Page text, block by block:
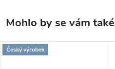
Český výrobek